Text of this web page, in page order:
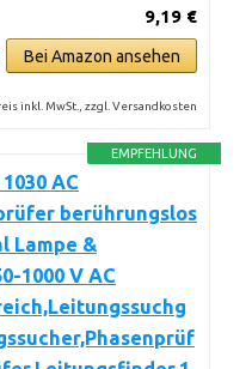
9,19 €
Bei Amazon ansehen
inkl. MwSt., zzgl. Versandkosten
EMPFEHLUNG
AC
berührungslos
Lampe &
1000 V AC